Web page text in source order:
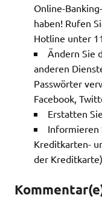
Online-
haben! Rufen
Hotline unter
Ändern Sie
anderen
Passwörter
Facebook,
Erstatten
Informieren
Kreditkarten-
der